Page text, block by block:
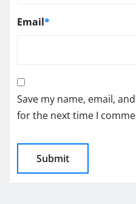
Email*
Save my name, email,
for the next time I